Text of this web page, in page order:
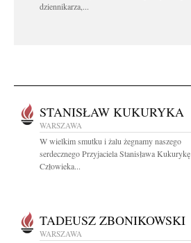
dziennikarza,...
STANISŁAW KUKURYKA
WARSZAWA
W wielkim smutku i żalu żegnamy naszego
serdecznego Przyjaciela Stanisława Kukurykę
Człowieka...
TADEUSZ ZBONIKOWSKI
WARSZAWA